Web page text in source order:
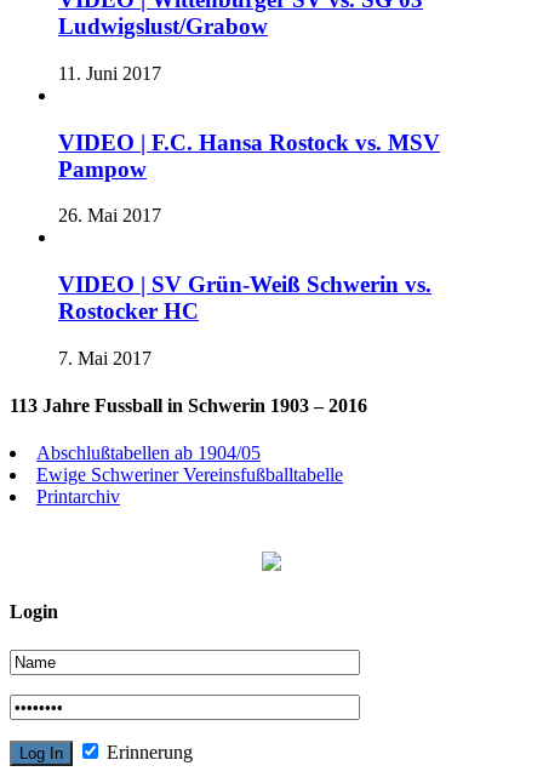
Ludwigslust/Grabow
11. Juni 2017
VIDEO | F.C. Hansa Rostock vs. MSV
Pampow
26. Mai 2017
VIDEO | SV Grün-Weiß Schwerin vs.
Rostocker HC
7. Mai 2017
113 Jahre Fussball in Schwerin 1903 – 2016
Abschlußtabellen ab 1904/05
Ewige Schweriner Vereinsfußballtabelle
Printarchiv
Login
Erinnerung